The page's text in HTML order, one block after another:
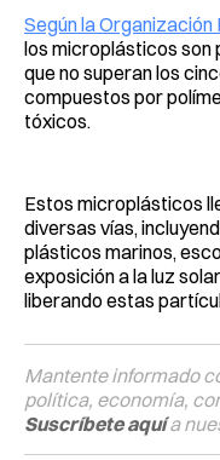
Según la Organización
los microplásticos son
que no superan los
compuestos por
tóxicos.
Estos microplásticos
diversas vías,
plásticos marinos,
exposición a la luz
liberando estas
Mantente informado
política, economía,
Suscríbete aquía